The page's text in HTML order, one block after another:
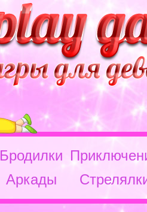
Бродилки
Аркады